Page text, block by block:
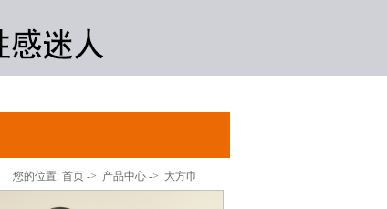
您的位置: 首页 -> 产品中心 -> 大方巾